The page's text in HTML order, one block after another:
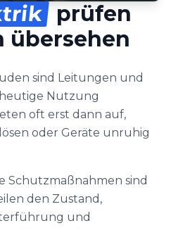
prüfen
übersehen
sind Leitungen und
Nutzung
oft erst dann auf,
oder Geräte unruhig
Schutzmaßnahmen sind
den Zustand,
und